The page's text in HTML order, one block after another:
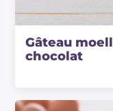
Gâteau
chocolat